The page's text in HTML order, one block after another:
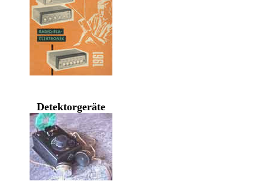
Detektorgeräte